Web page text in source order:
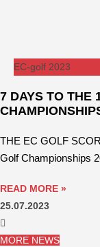
EC-golf 2023
7 DAYS TO THE
THE EC GOLF
Golf Championships
READ MORE »
25.07.2023
MORE NEWS